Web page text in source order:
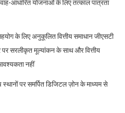
आधारित योजनाओं के लिए तत्काल पात्रता
के लिए अनुकूलित वित्तीय समाधान जीएसटी
सरलीकृत मूल्यांकन के साथ और वित्तीय
नहीं
पर समर्पित डिजिटल ज़ोन के माध्यम से